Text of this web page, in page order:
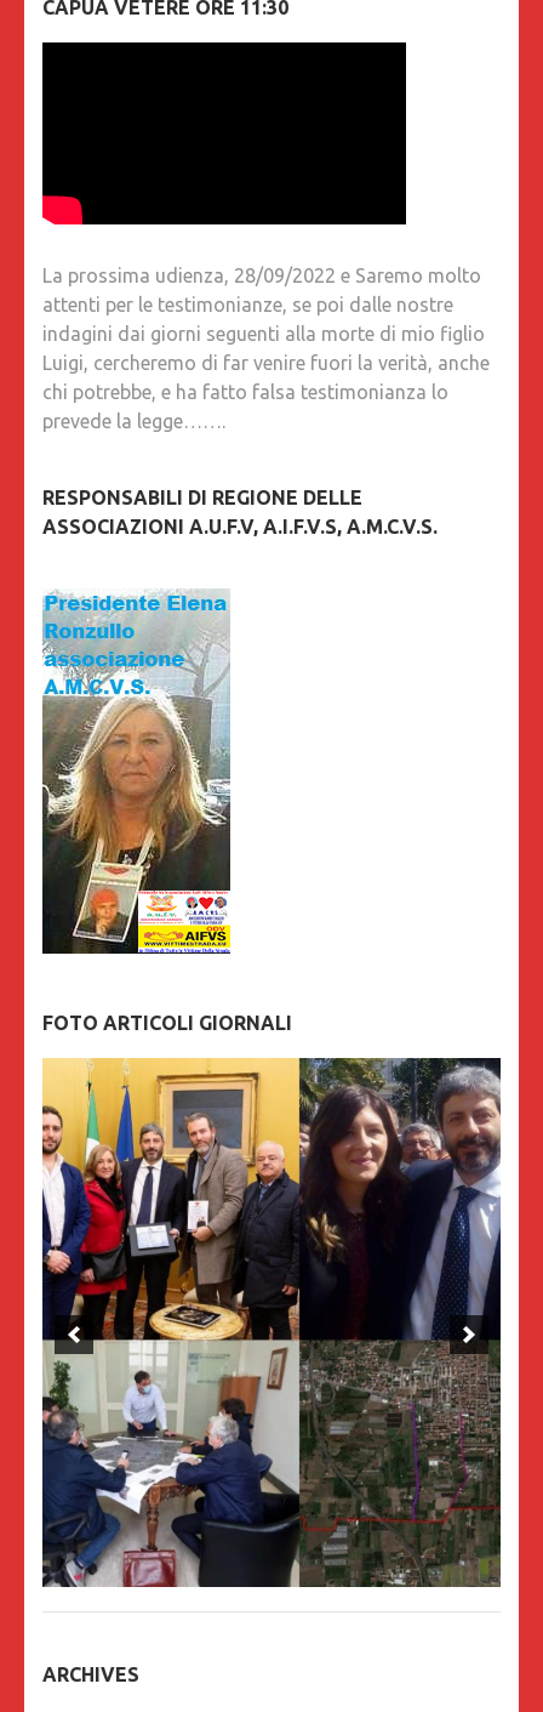
CAPUA VETERE ORE 11:30
La prossima udienza, 28/09/2022 e Saremo molto
attenti per le testimonianze, se poi dalle nostre
indagini dai giorni seguenti alla morte di mio figlio
Luigi, cercheremo di far venire fuori la verità, anche
chi potrebbe, e ha fatto falsa testimonianza lo
prevede la legge…….
RESPONSABILI DI REGIONE DELLE
ASSOCIAZIONI A.U.F.V, A.I.F.V.S, A.M.C.V.S.
FOTO ARTICOLI GIORNALI
ARCHIVES